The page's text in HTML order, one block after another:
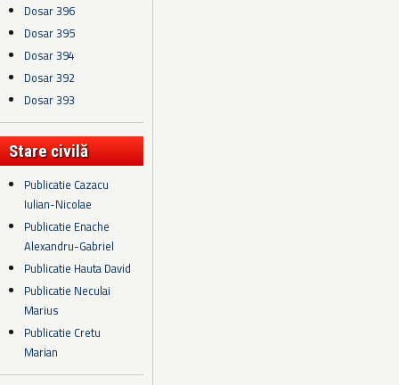
Dosar 396
Dosar 395
Dosar 394
Dosar 392
Dosar 393
Stare civilă
Publicatie Cazacu
Iulian-Nicolae
Publicatie Enache
Alexandru-Gabriel
Publicatie Hauta David
Publicatie Neculai
Marius
Publicatie Cretu
Marian